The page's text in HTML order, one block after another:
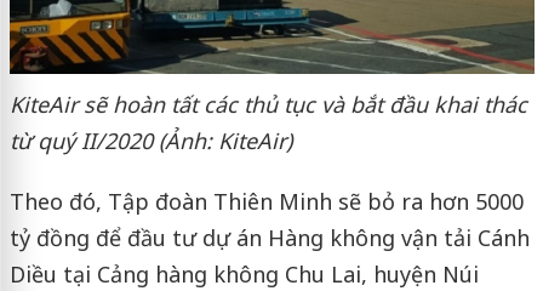
KiteAir sẽ hoàn tất các thủ tục và bắt đầu khai thác
từ quý II/2020 (Ảnh: KiteAir)
Theo đó, Tập đoàn Thiên Minh sẽ bỏ ra hơn 5000
tỷ đồng để đầu tư dự án Hàng không vận tải Cánh
Diều tại Cảng hàng không Chu Lai, huyện Núi